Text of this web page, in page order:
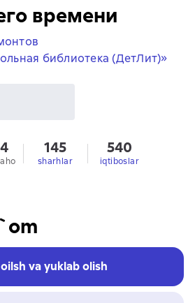
времени
библиотека (ДетЛит)»
145
sharhlar
540
iqtiboslar
va yuklab olish